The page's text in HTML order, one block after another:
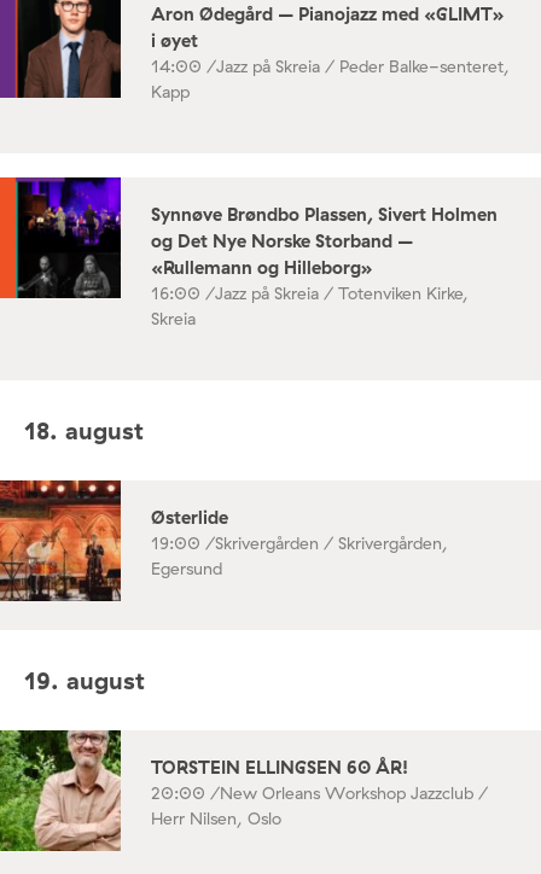
Aron Ødegård – Pianojazz med «GLIMT»
i øyet
14:00 /Jazz på Skreia / Peder Balke-senteret,
Kapp
Synnøve Brøndbo Plassen, Sivert Holmen
og Det Nye Norske Storband –
«Rullemann og Hilleborg»
16:00 /Jazz på Skreia / Totenviken Kirke,
Skreia
18. august
Østerlide
19:00 /Skrivergården / Skrivergården,
Egersund
19. august
TORSTEIN ELLINGSEN 60 ÅR!
20:00 /New Orleans Workshop Jazzclub /
Herr Nilsen, Oslo